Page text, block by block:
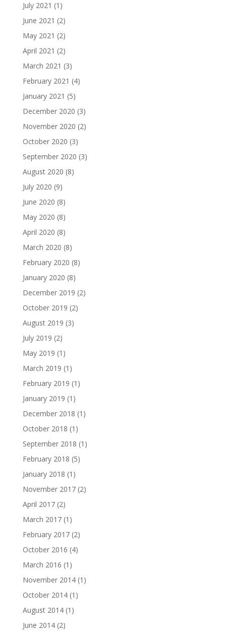
July 2021 (1)
June 2021 (2)
May 2021 (2)
April 2021 (2)
March 2021 (3)
February 2021 (4)
January 2021 (5)
December 2020 (3)
November 2020 (2)
October 2020 (3)
September 2020 (3)
August 2020 (8)
July 2020 (9)
June 2020 (8)
May 2020 (8)
April 2020 (8)
March 2020 (8)
February 2020 (8)
January 2020 (8)
December 2019 (2)
October 2019 (2)
August 2019 (3)
July 2019 (2)
May 2019 (1)
March 2019 (1)
February 2019 (1)
January 2019 (1)
December 2018 (1)
October 2018 (1)
September 2018 (1)
February 2018 (5)
January 2018 (1)
November 2017(2)
April 2017(2)
March 2017(1)
February 2017(2)
October 2016 (4)
March 2016 (1)
November 2014(1)
October 2014(1)
August 2014(1)
June 2014(2)